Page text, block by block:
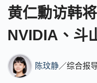
黄仁勳访韩
NVIDIA、斗
陈玟静／综合报